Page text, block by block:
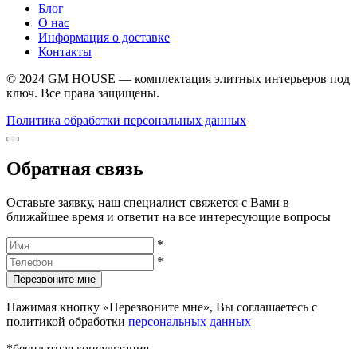
Блог
О нас
Информация о доставке
Контакты
© 2024 GM HOUSE — комплектация элитных интерьеров под
ключ. Все права защищены.
Политика обработки персональных данных
Обратная связь
Оставьте заявку, наш специалист свяжется с Вами в
ближайшее время и ответит на все интересующие вопросы
*
*
Перезвоните мне
Нажимая кнопку «Перезвоните мне», Вы соглашаетесь с
политикой обработки персональных данных